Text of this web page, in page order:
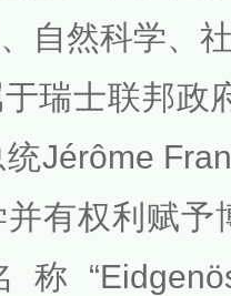
自然科学、
瑞士联邦政
Jérôme
有权利赋予